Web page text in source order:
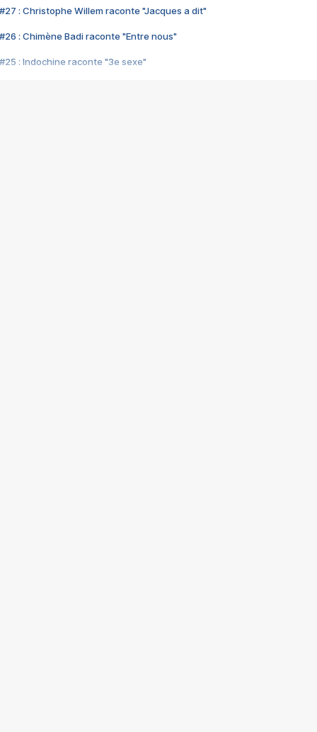
#27 : Christophe Willem raconte "Jacques a dit"
#26 : Chimène Badi raconte "Entre nous"
#25 : Indochine raconte "3e sexe"